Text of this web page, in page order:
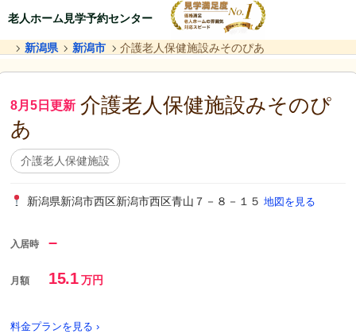
老人ホーム見学予約センター
新潟県 新潟市 介護老人保健施設みそのぴあ
8月5日更新 介護老人保健施設みそのぴ
あ
介護老人保健施設
新潟県新潟市西区新潟市西区青山７－８－１５ 地図を見る
入居時 –
月額 15.1万円
料金プランを見る ›